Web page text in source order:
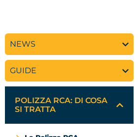
NEWS
GUIDE
POLIZZA RCA: DI COSA
SI TRATTA